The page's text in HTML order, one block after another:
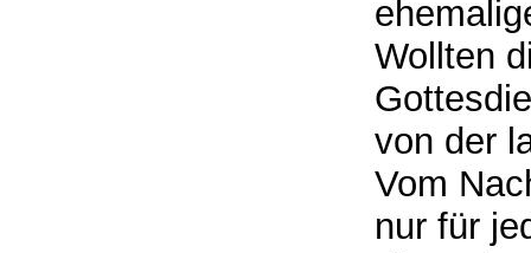
Wollten
von der
Vom
nur für